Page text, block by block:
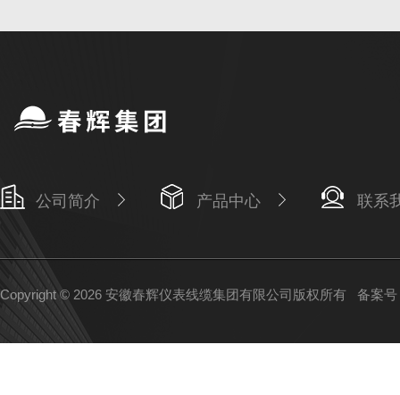
公司简介 产品中心 联系
Copyright © 2026 安徽春辉仪表线缆集团有限公司版权所有 备案号